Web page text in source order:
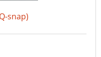
snap)